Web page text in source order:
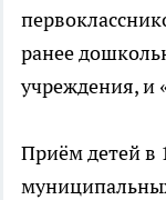
ранее
учреждения, и
Приём детей в